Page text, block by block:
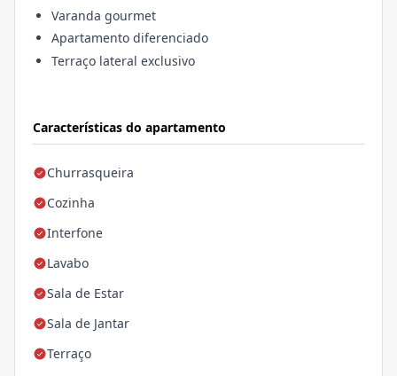
Características do apartamento
Churrasqueira
Cozinha
Interfone
Lavabo
Sala de Estar
Sala de Jantar
Terraço
Varanda gourmet
Apartamento diferenciado
Terraço lateral exclusivo